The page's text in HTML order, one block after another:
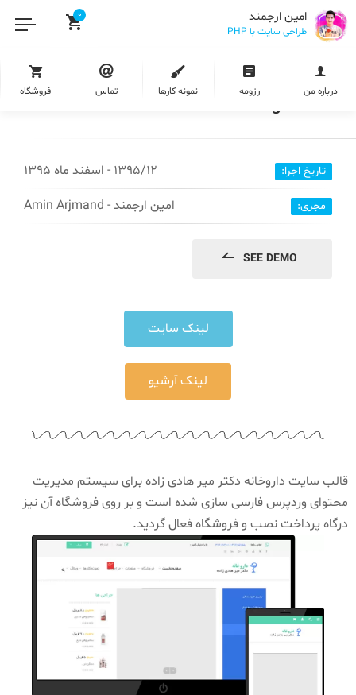
امین ارجمند
طراحی سایت با PHP
0
درباره من رزومه نمونه کارها تماس فروشگاه
طراحی سایت داروخانه دکتر میرهادی | Mirhadi-
Drugstore.Ir
تاریخ اجرا: 1395/12 - اسفند ماه 1395
مجری: امین ارجمند - Amin Arjmand
SEE DEMO
لینک سایت
لینک آرشیو
قالب سایت داروخانه دکتر میر هادی زاده برای سیستم مدیریت
محتوای وردپرس فارسی سازی شده است و بر روی فروشگاه آن نیز
درگاه پرداخت نصب و فروشگاه فعال گردید.